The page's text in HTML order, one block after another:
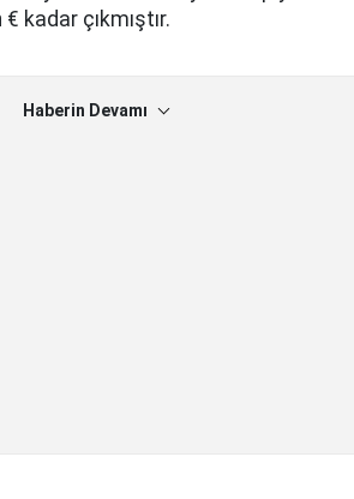
kadar çıkmıştır.
Haberin Devamı